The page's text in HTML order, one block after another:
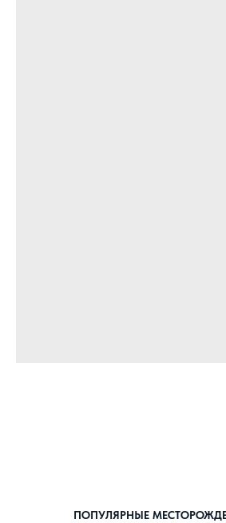
ПОПУЛЯРНЫЕ